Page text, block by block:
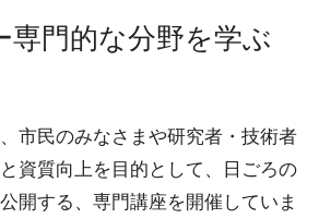
専門的な分野を学ぶ
市民のみなさまや研究者・技術者
資質向上を目的として、日ごろの
開する、専門講座を開催していま